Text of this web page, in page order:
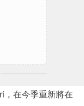
在今季重新將在